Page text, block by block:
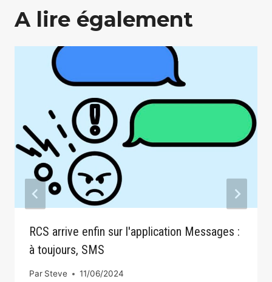
A lire également
RCS arrive enfin sur l'application Messages :
à toujours, SMS
Par Steve 11/06/2024